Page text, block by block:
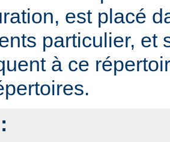
est placé
particulier, et
à ce